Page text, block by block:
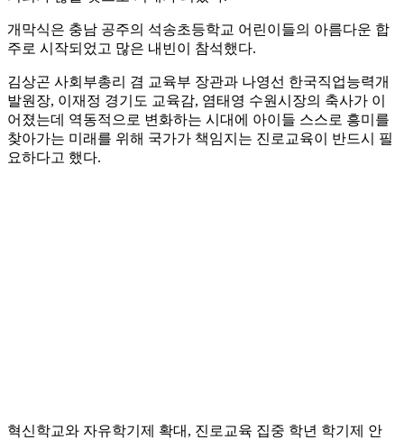
개막식은 충남 공주의 석송초등학교 어린이들의 아름다운 합
주로 시작되었고 많은 내빈이 참석했다.
김상곤 사회부총리 겸 교육부 장관과 나영선 한국직업능력개
발원장, 이재정 경기도 교육감, 염태영 수원시장의 축사가 이
어졌는데 역동적으로 변화하는 시대에 아이들 스스로 흥미를
찾아가는 미래를 위해 국가가 책임지는 진로교육이 반드시 필
요하다고 했다.
혁신학교와 자유학기제 확대, 진로교육 집중 학년 학기제 안